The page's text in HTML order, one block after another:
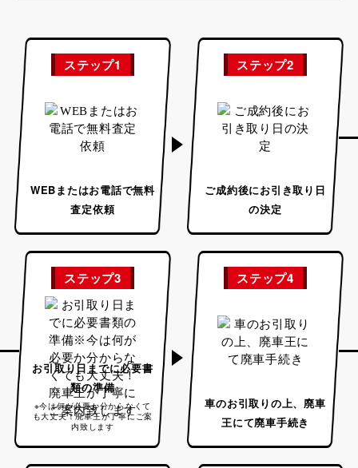
ステップ1
WEBまたはお電話で無料
査定依頼
ステップ2
ご成約後にお引き取り日
の決定
ステップ3
お引取り日までに必要書
類の準備
※今は何が必要か分からなくて
も大丈夫！廃車王が丁寧にご案
内致します
ステップ4
車のお引取りの上、廃車
王にて廃車手続き